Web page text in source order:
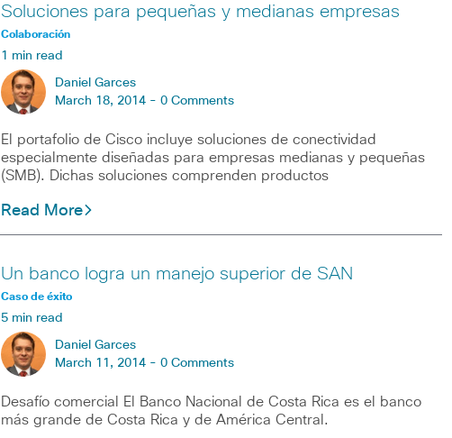
Soluciones para pequeñas y medianas empresas
Colaboración
1 min read
Daniel Garces
March 18, 2014 - 0 Comments
El portafolio de Cisco incluye soluciones de conectividad
especialmente diseñadas para empresas medianas y pequeñas
(SMB). Dichas soluciones comprenden productos
Read More
Un banco logra un manejo superior de SAN
Caso de éxito
5 min read
Daniel Garces
March 11, 2014 - 0 Comments
Desafío comercial El Banco Nacional de Costa Rica es el banco
más grande de Costa Rica y de América Central.